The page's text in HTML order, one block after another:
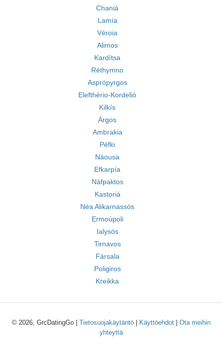
Chaniá
Lamía
Véroia
Alimos
Kardítsa
Réthymno
Asprópyrgos
Elefthério-Kordelió
Kilkís
Árgos
Ambrakia
Péfki
Náousa
Efkarpía
Náfpaktos
Kastoriá
Néa Alikarnassós
Ermoúpoli
Ialysós
Tirnavos
Fársala
Poligiros
Kreikka
© 2026, GrcDatingGo | Tietosuojakäytäntö| Käyttöehdot| Ota meihin
yhteyttä